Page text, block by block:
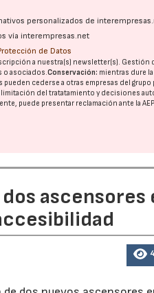
personalizados de
vía interempresas.net
de Datos
a nuestra(s) newsletter(s). Gestión
o asociados.Conservación: mientras dure
pueden cederse a otras empresas del grupo
del tratatamiento y decisiones
puede presentar reclamación ante la
ascensores